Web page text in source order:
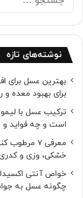
نوشته‌های تازه
برای بهبود معده
ترکیب عسل با
است و چه فواید و
معرفی 7
خشکی، وزی و
خواص آنتی
چگونه عسل به